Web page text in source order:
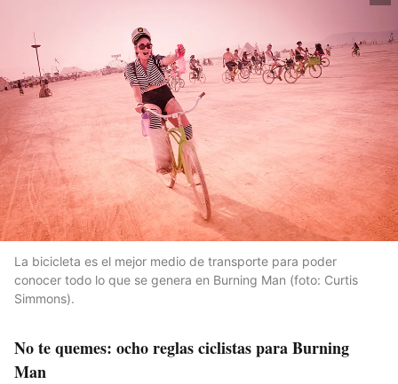
La bicicleta es el mejor medio de transporte para poder
conocer todo lo que se genera en Burning Man (foto: Curtis
Simmons).
No te quemes: ocho reglas ciclistas para Burning
Man